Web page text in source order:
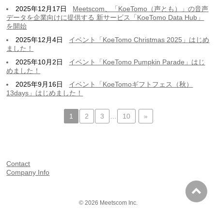
2025年12月17日
Meetscom、「KoeTomo（声とも）」の音声
データを企業向けに提供する 新サービス「KoeTomo Data Hub」
を開始
2025年12月4日
イベント「KoeTomo Christmas 2025」はじめ
ました！
2025年10月2日
イベント「KoeTomo Pumpkin Parade」はじ
めました！
2025年9月16日
イベント「KoeTomoギフトフェス（秋）
13days」はじめました！
1 2 3 10 »
Contact
Company Info
© 2026 Meetscom Inc.